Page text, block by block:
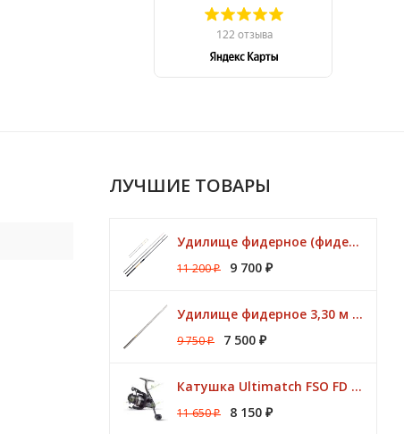
ЛУЧШИЕ ТОВАРЫ
Удилище фидерное (фидер) ZEMEX (Земекс) IRON FLAT METHOD FEEDER 13" до 140,0 гр
11 200₽ 9 700 ₽
Удилище фидерное 3,30 м CK Method Feeder 60 гр / 3 - 10 lbs Browning
9 750₽ 7 500 ₽
Катушка Ultimatch FSO FD 835 8 подшипников 5,1:1 Browning
11 650₽ 8 150 ₽